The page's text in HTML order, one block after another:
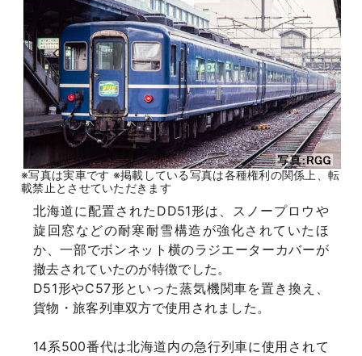
※写真は実車です ※掲載している写真は各種権利の関係上、転
載禁止とさせていただきます
北海道に配置されたDD51形は、スノープロウや
旋回窓などの耐寒耐雪構造が強化されていたほ
か、一部でボンネット横のラジエーターカバーが
撤去されていたのが特徴でした。
D51形やC57形といった蒸気機関車を置き換え、
貨物・旅客列車双方で使用されました。
14系500番代は北海道内の急行列車に使用されて